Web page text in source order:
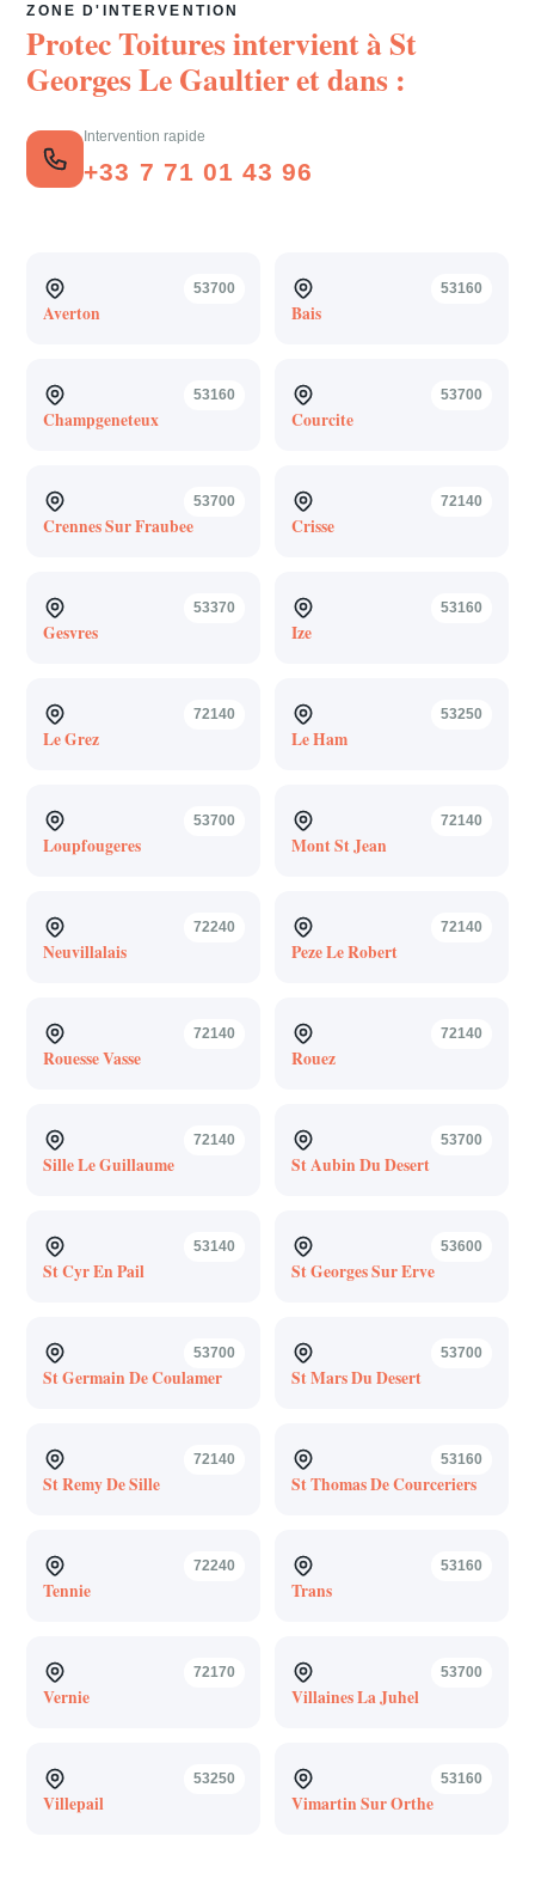
ZONE D'INTERVENTION
Protec Toitures intervient àSt
Georges Le Gaultieret dans :
Intervention rapide
+33 7 71 01 43 96
53700
Averton
53160
Bais
53160
Champgeneteux
53700
Courcite
53700
Crennes Sur Fraubee
72140
Crisse
53370
Gesvres
53160
Ize
72140
Le Grez
53250
Le Ham
53700
Loupfougeres
72140
Mont St Jean
72240
Neuvillalais
72140
Peze Le Robert
72140
Rouesse Vasse
72140
Rouez
72140
Sille Le Guillaume
53700
St Aubin Du Desert
53140
St Cyr En Pail
53600
St Georges Sur Erve
53700
St Germain De Coulamer
53700
St Mars Du Desert
72140
St Remy De Sille
53160
St Thomas De Courceriers
72240
Tennie
53160
Trans
72170
Vernie
53700
Villaines La Juhel
53250
Villepail
53160
Vimartin Sur Orthe